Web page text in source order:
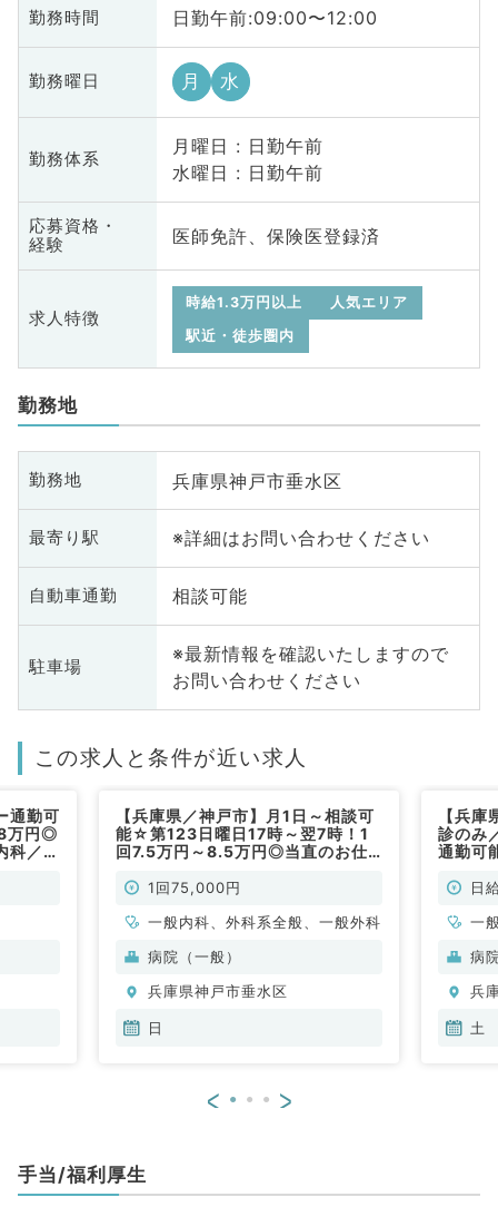
勤務時間 日勤午前:09:00〜12:00
勤務曜日 月 水
勤務体系
月曜日 : 日勤午前
水曜日 : 日勤午前
応募資格・
経験
医師免許、保険医登録済
求人特徴
時給1.3万円以上
人気エリア
駅近・徒歩圏内
勤務地
勤務地 兵庫県神戸市垂水区
最寄り駅 ※詳細はお問い合わせください
自動車通勤 相談可能
駐車場
※最新情報を確認いたしますので
お問い合わせください
この求人と条件が近い求人
通勤可
万円◎
科／非
【兵庫県／神戸市】月1日～相談可
能☆第123日曜日17時～翌7時！1
回7.5万円～8.5万円◎当直のお仕
非常勤）
1回75,000円
一般内科、外科系全般、一般外科
病院（一般）
兵庫県神戸市垂水区
日
【兵
診のみ
通勤可
日
一
病
兵
土
< >
手当/福利厚生